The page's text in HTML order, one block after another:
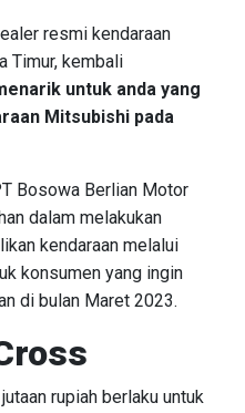
resmi kendaraan
Timur, kembali
untuk anda yang
Mitsubishi pada
Bosowa Berlian Motor
dalam melakukan
kendaraan melalui
konsumen yang ingin
di bulan Maret 2023.
rupiah berlaku untuk